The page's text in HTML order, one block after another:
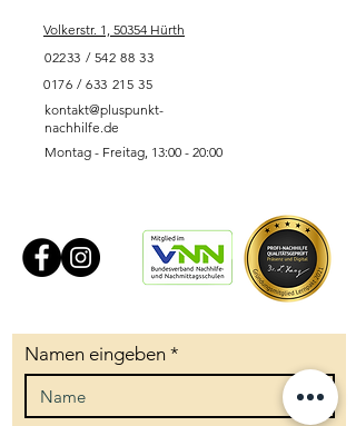
Volkerstr. 1, 50354 Hürth
02233 / 542 88 33
0176 / 633 215 35
kontakt@pluspunkt-
nachhilfe.de
Montag - Freitag, 13:00 - 20:00
Namen eingeben